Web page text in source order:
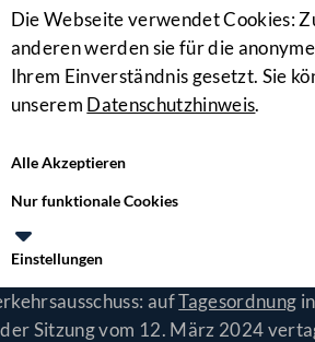
Die Webseite verwendet Cookies:
anderen werden sie für die
Ihrem Einverständnis gesetzt. Sie
unserem Datenschutzhinweis.
Alle Akzeptieren
Nur funktionale Cookies
Einstellungen
beenden
aufTagesordnung
Sitzung vom 12. März 2024